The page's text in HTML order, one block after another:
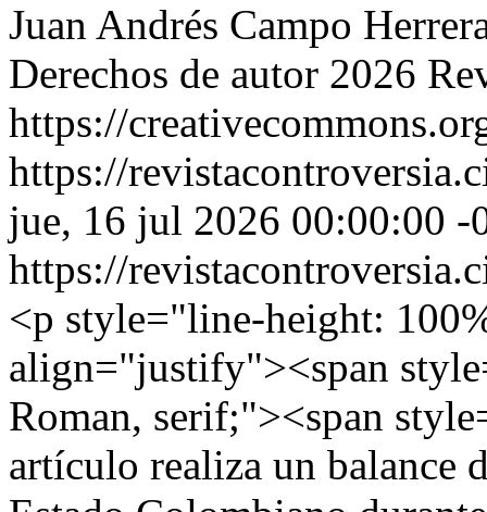
Juan Andrés Campo
Derechos de autor 2026
https://
https://
jue, 16 jul 2026 00:00:00 -
https://
<p style="line-height:
align="justify"><span
Roman, serif;"><span
artículo realiza un balance